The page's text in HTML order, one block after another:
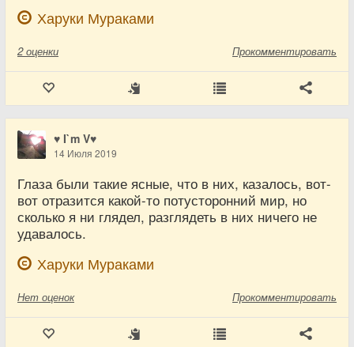
Харуки Мураками
2 оценки Прокомментировать
♥ I`m V♥
14 Июля 2019
Глаза были такие ясные, что в них, казалось, вот-
вот отразится какой-то потусторонний мир, но
сколько я ни глядел, разглядеть в них ничего не
удавалось.
Харуки Мураками
Нет оценок Прокомментировать